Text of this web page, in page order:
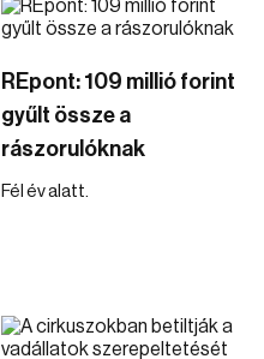
REpont: 109 millió forint
gyűlt össze a
rászorulóknak
Fél év alatt.